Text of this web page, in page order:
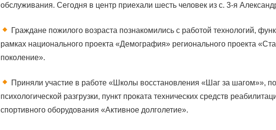
обслуживания. Сегодня в центр приехали шесть человек из с. 3-я
Граждане пожилого возраста познакомились с работой технологий,
рамках национального проекта «Демография» регионального проекта
поколение».
Приняли участие в работе «Школы восстановления «Шаг за шагом»»,
психологической разгрузки, пункт проката технических средств
спортивного оборудования «Активное долголетие».